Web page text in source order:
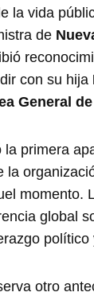
la vida
de
con su hija
General
primera
la
momento.
global
político
otro